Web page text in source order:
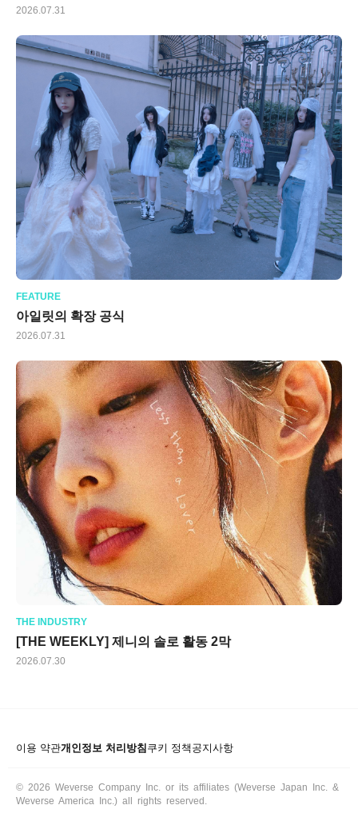
2026.07.31
FEATURE
아일릿의 확장 공식
2026.07.31
THE INDUSTRY
[THE WEEKLY] 제니의 솔로 활동 2막
2026.07.30
이용 약관개인정보 처리방침쿠키 정책 공지사항
© 2026 Weverse Company Inc. or its affiliates (Weverse Japan Inc. &
Weverse America Inc.) all rights reserved.